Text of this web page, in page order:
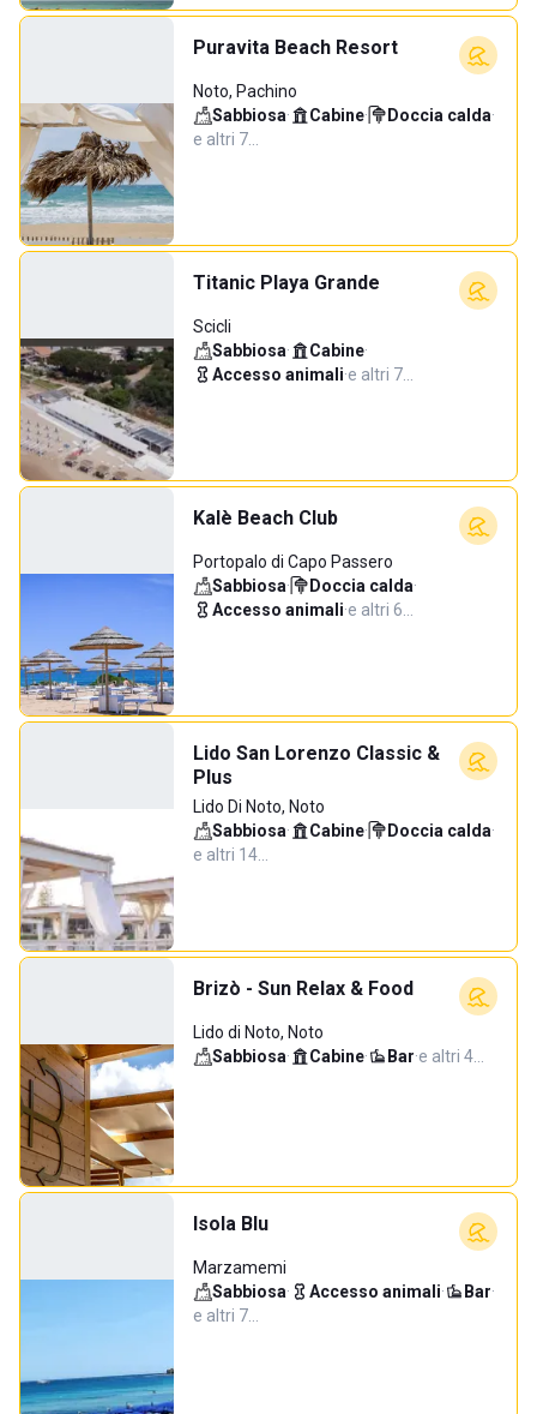
Puravita Beach Resort
Noto, Pachino
Sabbiosa· Cabine· Doccia calda·
e altri 7…
Titanic Playa Grande
Scicli
Sabbiosa· Cabine·
Accesso animali·e altri 7…
Kalè Beach Club
Portopalo di Capo Passero
Sabbiosa· Doccia calda·
Accesso animali·e altri 6…
Lido San Lorenzo Classic &
Plus
Lido Di Noto, Noto
Sabbiosa· Cabine· Doccia calda·
e altri 14…
Brizò - Sun Relax & Food
Lido di Noto, Noto
Sabbiosa· Cabine· Bar·e altri 4…
Isola Blu
Marzamemi
Sabbiosa· Accesso animali· Bar·
e altri 7…